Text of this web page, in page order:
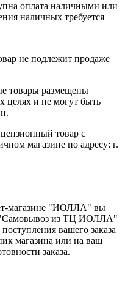
оплата наличными или
наличных требуется
не подлежит продаже
товары размещены
целях и не могут быть
товар с
магазине по адресу: г.
магазине "ИОЛЛА" вы
"Самовывоз из ТЦ ИОЛЛА"
вашего заказа
магазина или на ваш
заказа.